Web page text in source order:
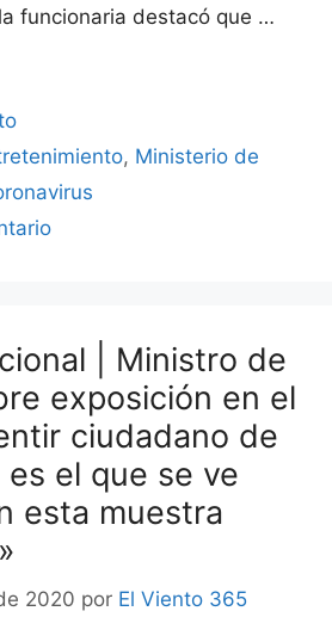
funcionaria destacó que …
, Ministerio de
| Ministro de
exposición en el
ciudadano de
el que se ve
esta muestra
2020 por El Viento 365